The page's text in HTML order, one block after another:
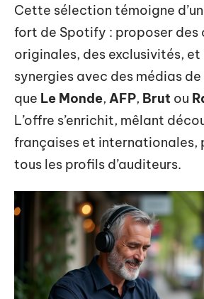
Cette sélection témoigne
fort de Spotify : proposer des
originales, des exclusivités,
synergies avec des médias
que Le Monde, AFP, Brut ou
L’offre s’enrichit, mêlant
françaises et internationales,
tous les profils d’auditeurs.